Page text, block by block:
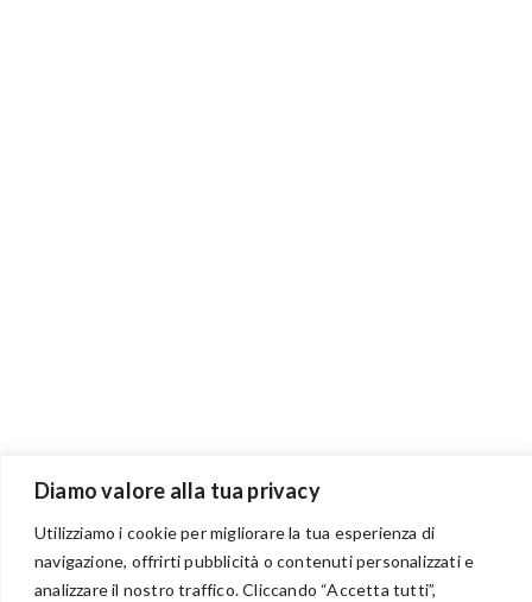
Diamo valore alla tua privacy
Utilizziamo i cookie per migliorare la tua esperienza di
navigazione, offrirti pubblicità o contenuti personalizzati e
analizzare il nostro traffico. Cliccando “Accetta tutti”,